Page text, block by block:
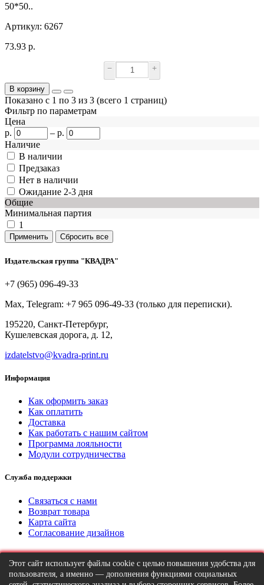
50*50..
Артикул: 6267
73.93 р.
− +
В корзину
Показано с 1 по 3 из 3 (всего 1 страниц)
Фильтр по параметрам
Цена
р.
– р.
Наличие
В наличии
Предзаказ
Нет в наличии
Ожидание 2-3 дня
Общие
Минимальная партия
1
Издательская группа "КВАДРА"
+7 (965) 096-49-33
Max, Telegram: +7 965 096-49-33 (только для переписки).
195220, Санкт-Петербург,
Кушелевская дорога, д. 12,
izdatelstvo@kvadra-print.ru
Информация
Как оформить заказ
Как оплатить
Доставка
Как работать с нашим сайтом
Программа лояльности
Модули сотрудничества
Служба поддержки
Связаться с нами
Возврат товара
Карта сайта
Согласование дизайнов
Личный кабинет
Личный кабинет
Этот сайт использует файлы cookie с целью повышения удобства для
пользователя, а именно — дополнения функциями социальных